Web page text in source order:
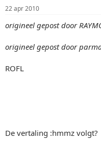
22 apr 2010
origineel gepost door
origineel gepost door
ROFL
De vertaling :hmmz volgt?